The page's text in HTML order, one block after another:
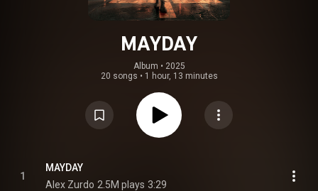
MAYDAY
Album • 2025
20 songs • 1 hour, 13 minutes
1
MAYDAY
Alex Zurdo 2.5M plays 3:29